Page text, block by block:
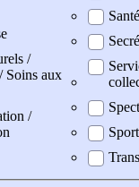
/
Soins aux
/
Santé
Sport